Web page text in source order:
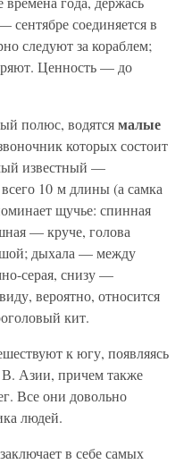
сентябре соединяется в
следуют за кораблем;
Ценность — до
полюс, водятсямалые
которых состоит
известный —
10 м длины (а самка
щучье: спинная
— круче, голова
дыхала — между
серая, снизу —
вероятно, относится
кит.
к югу, появляясь
Азии, причем также
Все они довольно
людей.
заключает в себе самых